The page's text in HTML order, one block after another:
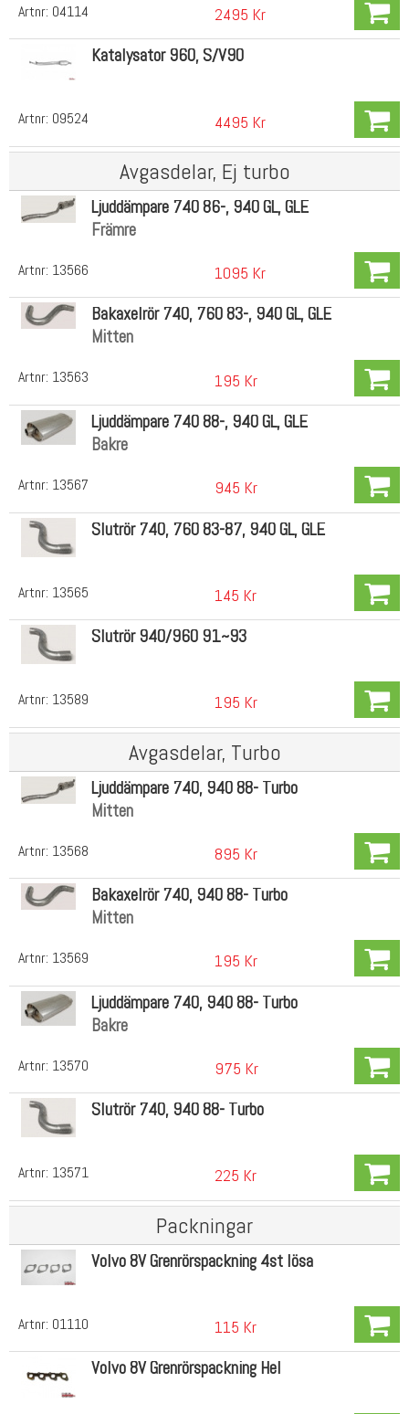
Artnr: 04114 2495 Kr
Artnr: 09524
Katalysator 960, S/V90
4495 Kr
Avgasdelar, Ej turbo
Artnr: 13566
Ljuddämpare 740 86-, 940 GL, GLE
Främre
1095 Kr
Artnr: 13563
Bakaxelrör 740, 760 83-, 940 GL, GLE
Mitten
195 Kr
Artnr: 13567
Ljuddämpare 740 88-, 940 GL, GLE
Bakre
945 Kr
Artnr: 13565
Slutrör 740, 760 83-87, 940 GL, GLE
145 Kr
Artnr: 13589
Slutrör 940/960 91~93
195 Kr
Avgasdelar, Turbo
Artnr: 13568
Ljuddämpare 740, 940 88- Turbo
Mitten
895 Kr
Artnr: 13569
Bakaxelrör 740, 940 88- Turbo
Mitten
195 Kr
Artnr: 13570
Ljuddämpare 740, 940 88- Turbo
Bakre
975 Kr
Artnr: 13571
Slutrör 740, 940 88- Turbo
225 Kr
Packningar
Artnr: 01110
Volvo 8V Grenrörspackning 4st lösa
115 Kr
Volvo 8V Grenrörspackning Hel